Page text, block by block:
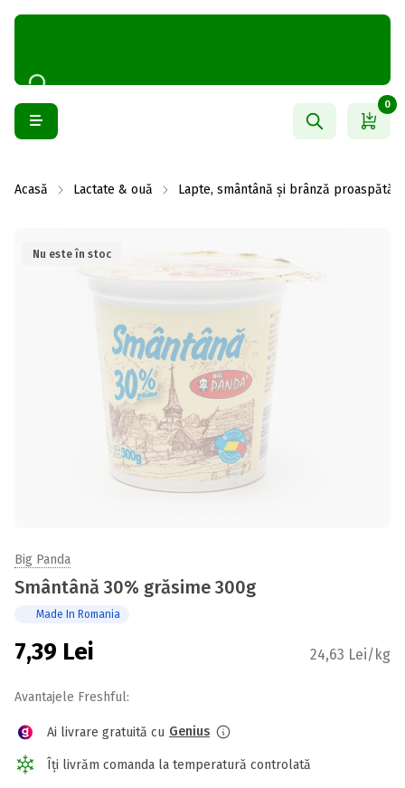
0
Acasă Lactate & ouă Lapte, smântână și brânză proaspătă
Nu este în stoc
Big Panda
Smântână 30% grăsime 300g
Made In Romania
7,39 Lei 24,63 Lei/kg
Avantajele Freshful:
Ai livrare gratuită cu Genius
Îți livrăm comanda la temperatură controlată